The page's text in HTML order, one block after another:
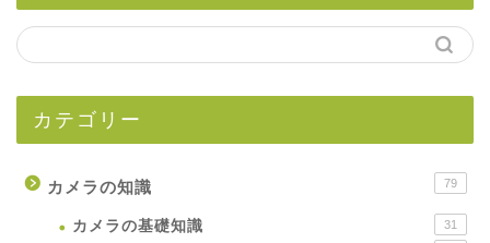
カテゴリー
カメラの知識 79
カメラの基礎知識 31